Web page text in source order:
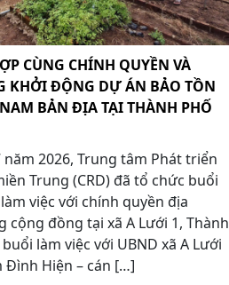
CÙNG CHÍNH QUYỀN VÀ
KHỞI ĐỘNG DỰ ÁN BẢO TỒN
BẢN ĐỊA TẠI THÀNH PHỐ
năm 2026, Trung tâm Phát triển
Trung (CRD) đã tổ chức buổi
việc với chính quyền địa
cộng đồng tại xã A Lưới 1, Thành
làm việc với UBND xã A Lưới
Đình Hiện – cán […]